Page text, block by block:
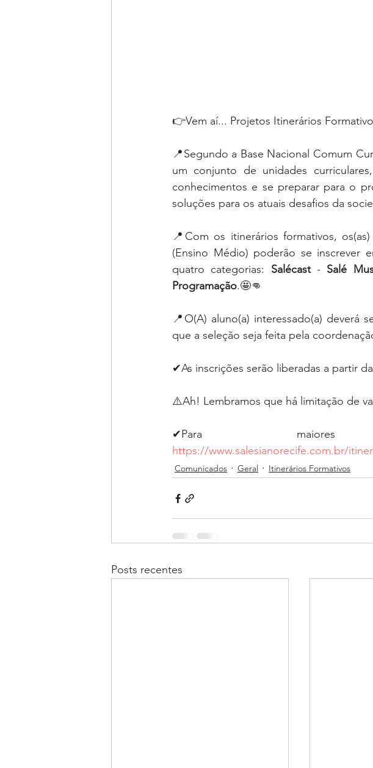
👉Vem aí... Projetos Itinerários
📍Segundo a Base Nacional Comum
um conjunto de unidades
conhecimentos e se preparar para o
soluções para os atuais desafios da
📍Com os itinerários formativos,
(Ensino Médio) poderão se inscrever
quatro categorias: Salécast - Salé
Programação.🤩👊
📍O(A) aluno(a) interessado(a) deverá
que a seleção seja feita pela
✔As inscrições serão liberadas a partir
⚠️Ah! Lembramos que há limitação de
https://www.salesianorecife.com.br/
Comunicados Geral Itinerários Formativos
Posts recentes